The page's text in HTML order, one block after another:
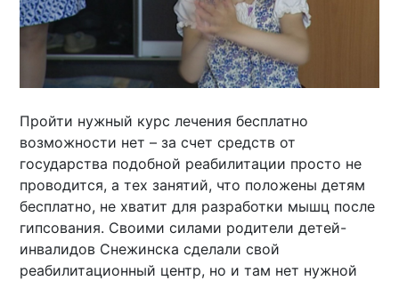
Пройти нужный курс лечения бесплатно
возможности нет – за счет средств от
государства подобной реабилитации просто не
проводится, а тех занятий, что положены детям
бесплатно, не хватит для разработки мышц после
гипсования. Своими силами родители детей-
инвалидов Снежинска сделали свой
реабилитационный центр, но и там нет нужной